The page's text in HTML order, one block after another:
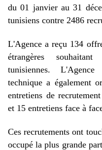
du 01 janvier au 31
tunisiens contre 2486
L'Agence a reçu 134
étrangères
tunisiennes.
technique a également
entretiens de
et 15 entretiens face à
Ces recrutements ont
occupé la plus grande